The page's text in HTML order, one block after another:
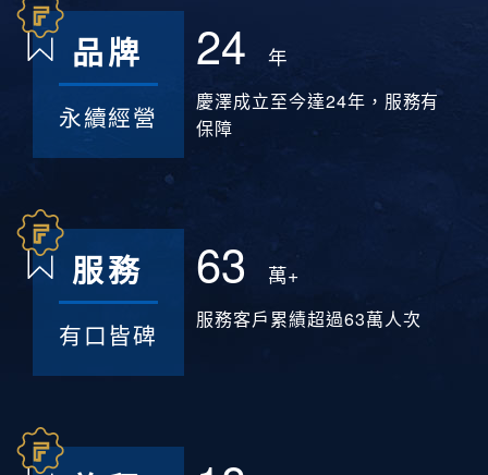
24 年
慶澤成立至今達24年，服務有
保障
品牌
永續經營
63 萬+
服務客戶累績超過63萬人次
服務
有口皆碑